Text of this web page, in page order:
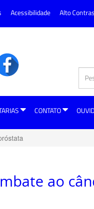
Acessibilidade Alto
CONTATO
ao